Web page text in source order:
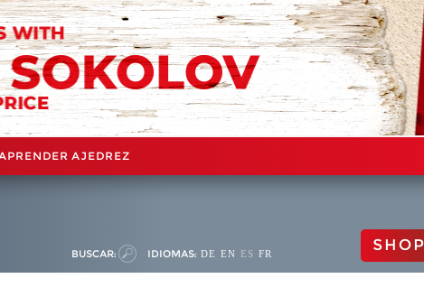
AJEDREZ
BUSCAR: IDIOMAS: DE EN ES FR SHOP